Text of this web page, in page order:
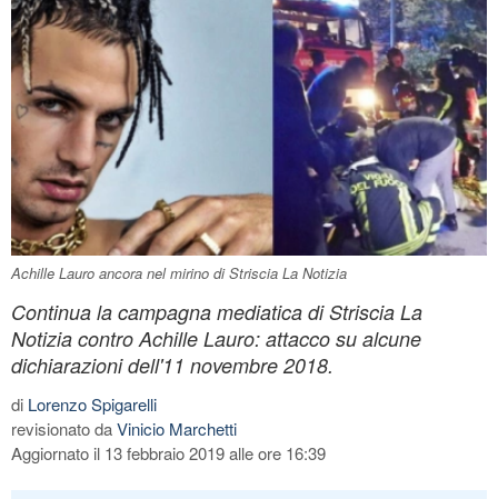
Achille Lauro ancora nel mirino di Striscia La Notizia
Continua la campagna mediatica di Striscia La
Notizia contro Achille Lauro: attacco su alcune
dichiarazioni dell'11 novembre 2018.
di Lorenzo Spigarelli
revisionato daVinicio Marchetti
Aggiornato il 13 febbraio 2019 alle ore 16:39